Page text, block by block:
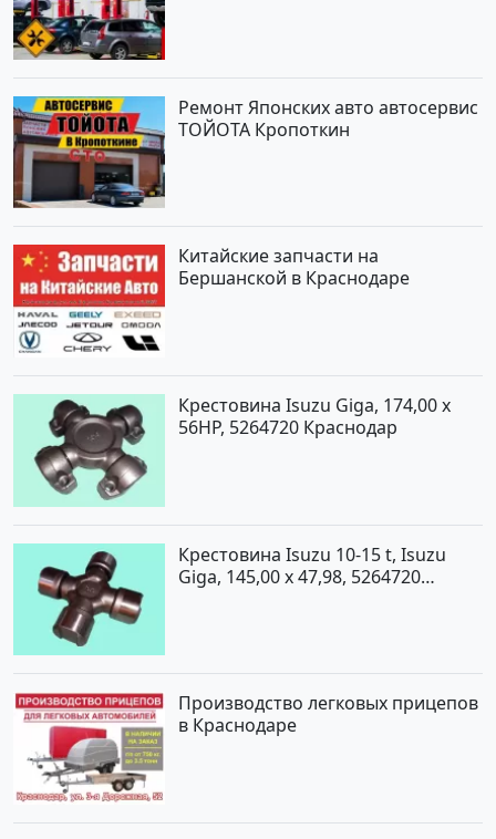
Ремонт Японских авто автосервис
ТОЙОТА Кропоткин
Китайские запчасти на
Бершанской в Краснодаре
Крестовина Isuzu Giga, 174,00 x
56HP, 5264720 Краснодар
Крестовина Isuzu 10-15 t, Isuzu
Giga, 145,00 x 47,98, 5264720
Производство легковых прицепов
в Краснодаре